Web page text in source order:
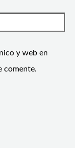
y web en
comente.